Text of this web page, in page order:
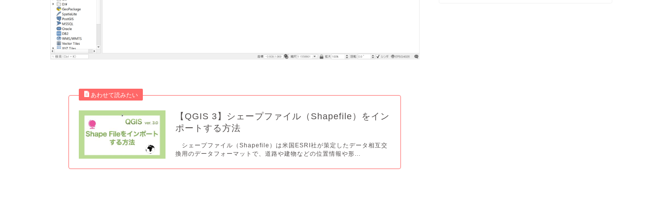
【QGIS 3】シェープファイル（Shapefile）をイン
ポートする方法
シェープファイル（Shapefile）は米国ESRI社が策定したデータ相互交
換用のデータフォーマットで、道路や建物などの位置情報や形...